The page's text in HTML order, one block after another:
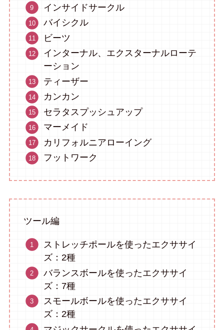
インサイドサークル
バイシクル
ビーツ
インターナル、エクスターナルローテ
ーション
ティーザー
カンカン
セラタスプッシュアップ
マーメイド
カリフォルニアローイング
フットワーク
ツール編
ストレッチポールを使ったエクササイ
ズ：2種
バランスボールを使ったエクササイ
ズ：7種
スモールボールを使ったエクササイ
ズ：2種